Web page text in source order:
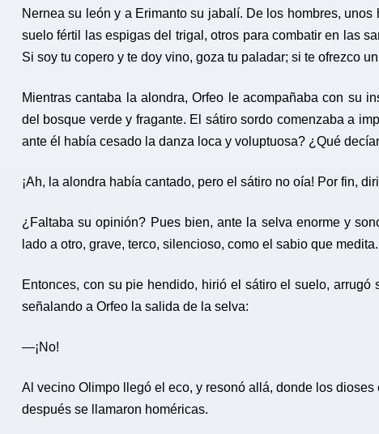
Nernea su león y a Erimanto su jabalí. De los hombres,
suelo fértil las espigas del trigal, otros para combatir en las
Si soy tu copero y te doy vino, goza tu paladar; si te ofrezco
Mientras cantaba la alondra, Orfeo le acompañaba con su
del bosque verde y fragante. El sátiro sordo comenzaba a
ante él había cesado la danza loca y voluptuosa? ¿Qué
¡Ah, la alondra había cantado, pero el sátiro no oía! Por fin,
¿Faltaba su opinión? Pues bien, ante la selva enorme y
lado a otro, grave, terco, silencioso, como el sabio que medita.
Entonces, con su pie hendido, hirió el sátiro el suelo,
señalando a Orfeo la salida de la selva:
—¡No!
Al vecino Olimpo llegó el eco, y resonó allá, donde los
después se llamaron homéricas.